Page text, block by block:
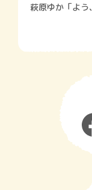
萩原ゆか「よ